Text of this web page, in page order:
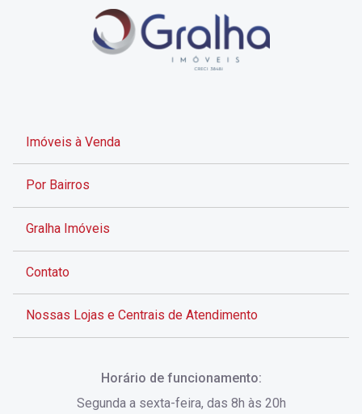
Imóveis à Venda
Por Bairros
Gralha Imóveis
Contato
Nossas Lojas e Centrais de Atendimento
Horário de funcionamento:
Segunda a sexta-feira, das 8h às 20h